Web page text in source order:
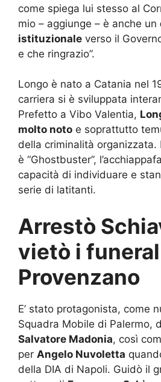
come spiega lui stesso al
mio – aggiunge – è anche un
istituzionale verso il
e che ringrazio”.
Longo è nato a Catania nel
carriera si è sviluppata
Prefetto a Vibo Valentia,
molto noto e soprattutto
della criminalità organizzata.
è “Ghostbuster”,
capacità di individuare e
serie di latitanti.
Arrestò
vietò i
Provenzano
E’ stato protagonista, come
Squadra Mobile di Palermo,
Salvatore Madonia, così
per Angelo Nuvoletta
della DIA di Napoli. Guidò il